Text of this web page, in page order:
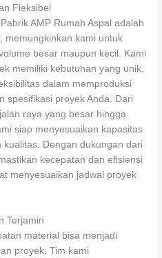
Fleksibel
AMP Rumah Aspal adalah
memungkinkan kami untuk
besar maupun kecil. Kami
memiliki kebutuhan yang unik,
dalam memproduksi
spesifikasi proyek Anda. Dari
raya yang besar hingga
siap menyesuaikan kapasitas
Dengan dukungan dari
kecepatan dan efisiensi
menyesuaikan jadwal proyek
Terjamin
material bisa menjadi
proyek. Tim kami